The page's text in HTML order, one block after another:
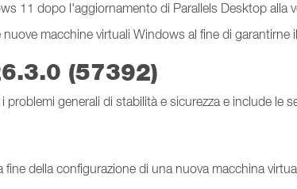
11 dopo l'aggiornamento di Parallels Desktop alla
macchine virtuali Windows al fine di garantirne
(57392)
generali di stabilità e sicurezza e include le
della configurazione di una nuova macchina